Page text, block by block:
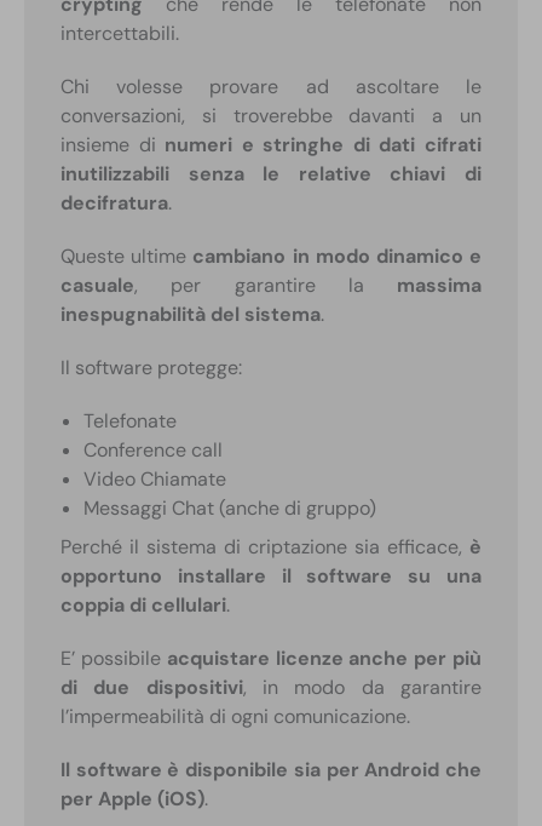
intercettabili.
Chi volesse provare ad ascoltare le
conversazioni, si troverebbe davanti a un
insieme di numeri e stringhe di dati cifrati
inutilizzabili senza le relative chiavi di
decifratura.
Queste ultime cambiano in modo dinamico e
casuale, per garantire la massima
inespugnabilità del sistema.
Il software protegge:
Telefonate
Conference call
Video Chiamate
Messaggi Chat (anche di gruppo)
Perché il sistema di criptazione sia efficace, è
opportuno installare il software su una
coppia di cellulari.
E’ possibile acquistare licenze anche per più
di due dispositivi, in modo da garantire
l’impermeabilità di ogni comunicazione.
Il software è disponibile sia per Android che
per Apple (iOS).